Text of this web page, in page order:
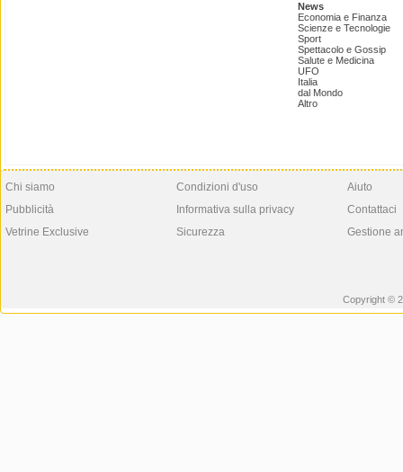
News
Economia e Finanza
Scienze e Tecnologie
Sport
Spettacolo e Gossip
Salute e Medicina
UFO
Italia
dal Mondo
Altro
Chi siamo
Pubblicità
Vetrine Exclusive
Condizioni d'uso
Informativa sulla privacy
Sicurezza
Aiuto
Contattaci
Gestione
Copyright ©